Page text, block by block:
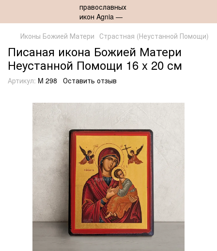
Иконы Божией Матери Страстная (Неустанной Помощи)
Писаная икона Божией Матери
Неустанной Помощи 16 x 20 см
Артикул: M 298 Оставить отзыв